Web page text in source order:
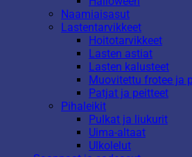
Naamiaisasut
Lastentarvikkeet
Hoitotarvikkeet
Lasten astiat
Lasten kalusteet
Muovitettu frotee ja
Patjat ja peitteet
Pihaleikit
Pulkat ja liukurit
Uima-altaat
Ulkolelut